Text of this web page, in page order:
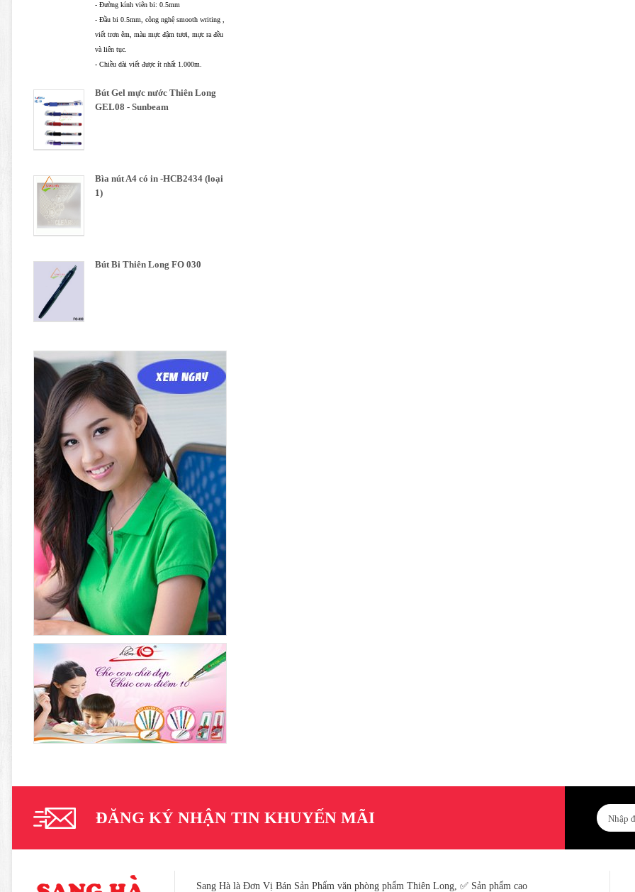
- Đường kính viên bi: 0.5mm
- Đầu bi 0.5mm, công nghệ smooth writing ,
viết trơn êm, màu mực đậm tươi, mực ra đều
và liên tục.
- Chiều dài viết được ít nhất 1.000m.
Bút Gel mực nước Thiên Long
GEL08 - Sunbeam
Bìa nút A4 có in -HCB2434 (loại
1)
Bút Bi Thiên Long FO 030
ĐĂNG KÝ NHẬN TIN KHUYẾN MÃI
Sang Hà là Đơn Vị Bán Sản Phẩm văn phòng phẩm Thiên Long, ✅ Sản phẩm cao